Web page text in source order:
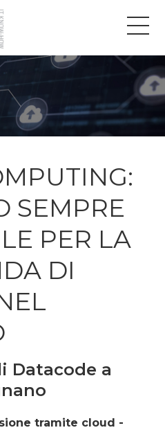
SEMPRE
PER LA
DI
Datacode a
tramite cloud -